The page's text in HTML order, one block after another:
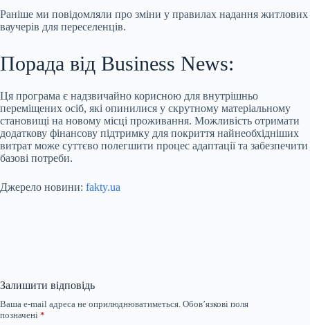
Раніше ми повідомляли про зміни у правилах надання житлових
ваучерів для переселенців.
Порада від Business News:
Ця програма є надзвичайно корисною для внутрішньо
переміщених осіб, які опинилися у скрутному матеріальному
становищі на новому місці проживання. Можливість отримати
додаткову фінансову підтримку для покриття найнеобхідніших
витрат може суттєво полегшити процес адаптації та забезпечити
базові потреби.
Джерело новини: fakty.ua
Залишити відповідь
Ваша e-mail адреса не оприлюднюватиметься. Обов’язкові поля
позначені *